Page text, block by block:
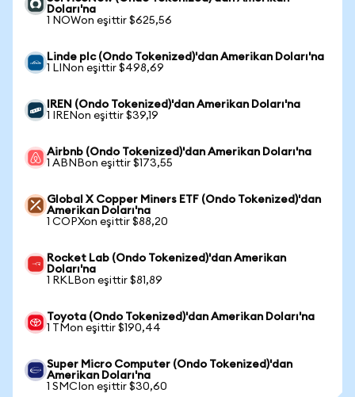
Doları'na
1 NOWon eşittir $625,56
Linde plc (Ondo Tokenized)'dan Amerikan Doları'na
1 LINon eşittir $498,69
IREN (Ondo Tokenized)'dan Amerikan Doları'na
1 IRENon eşittir $39,19
Airbnb (Ondo Tokenized)'dan Amerikan Doları'na
1 ABNBon eşittir $173,55
Global X Copper Miners ETF (Ondo Tokenized)'dan
Amerikan Doları'na
1 COPXon eşittir $88,20
Rocket Lab (Ondo Tokenized)'dan Amerikan
Doları'na
1 RKLBon eşittir $81,89
Toyota (Ondo Tokenized)'dan Amerikan Doları'na
1 TMon eşittir $190,44
Super Micro Computer (Ondo Tokenized)'dan
Amerikan Doları'na
1 SMCIon eşittir $30,60